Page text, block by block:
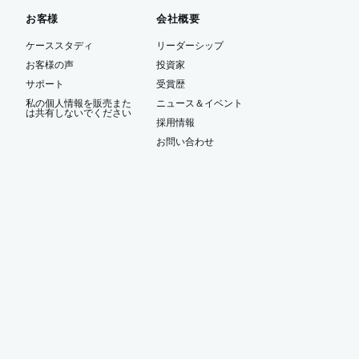
お客様
ケーススタディ
お客様の声
サポート
私の個人情報を販売また
は共有しないでください
会社概要
リーダーシップ
投資家
受賞歴
ニュース＆イベント
採用情報
お問い合わせ